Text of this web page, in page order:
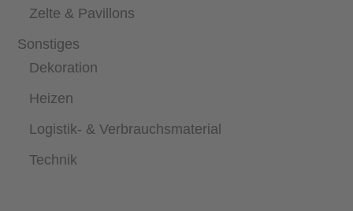
Zelte & Pavillons
Sonstiges
Dekoration
Heizen
Logistik- & Verbrauchsmaterial
Technik